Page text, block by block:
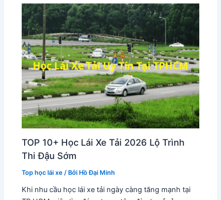
TOP 10+ Học Lái Xe Tải 2026 Lộ Trình
Thi Đậu Sớm
Top học lái xe / Bởi Hồ Đại Minh
Khi nhu cầu học lái xe tải ngày càng tăng mạnh tại